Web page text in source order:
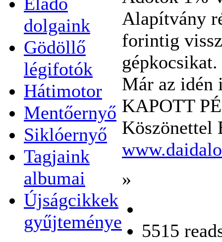
dolgaink
Gödöllő
légifotók
Hátimotor
Mentőernyő
Siklóernyő
Tagjaink
albumai
Újságcikkek
gyűjteménye
Alapítvány
forintig
gépkocsikat.
Már az idén
KAPOTT
Köszönettel
»
5515